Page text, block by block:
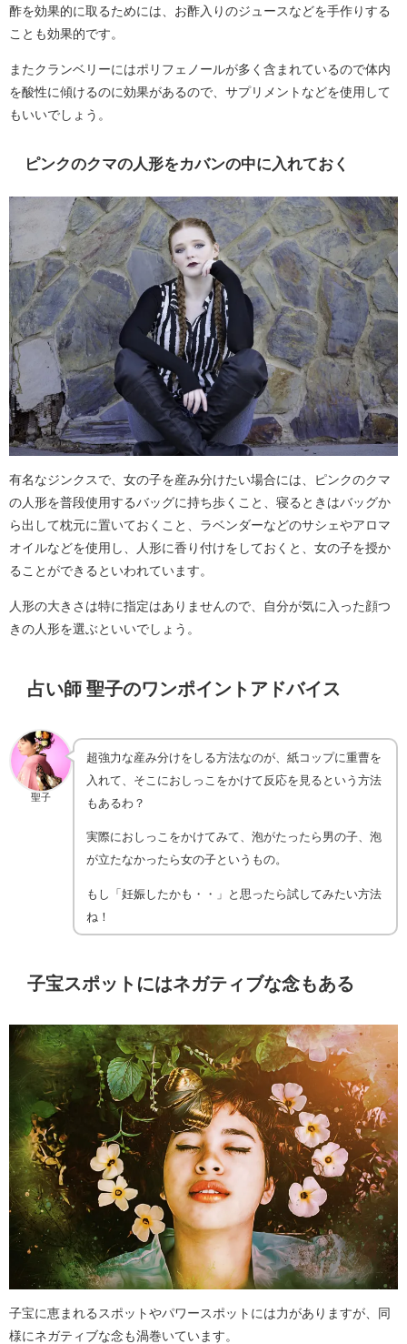
酢を効果的に取るためには、お酢入りのジュースなどを手作りする
ことも効果的です。
またクランベリーにはポリフェノールが多く含まれているので体内
を酸性に傾けるのに効果があるので、サプリメントなどを使用して
もいいでしょう。
ピンクのクマの人形をカバンの中に入れておく
有名なジンクスで、女の子を産み分けたい場合には、ピンクのクマ
の人形を普段使用するバッグに持ち歩くこと、寝るときはバッグか
ら出して枕元に置いておくこと、ラベンダーなどのサシェやアロマ
オイルなどを使用し、人形に香り付けをしておくと、女の子を授か
ることができるといわれています。
人形の大きさは特に指定はありませんので、自分が気に入った顔つ
きの人形を選ぶといいでしょう。
占い師 聖子のワンポイントアドバイス
聖子
超強力な産み分けをしる方法なのが、紙コップに重曹を
入れて、そこにおしっこをかけて反応を見るという方法
もあるわ？
実際におしっこをかけてみて、泡がたったら男の子、泡
が立たなかったら女の子というもの。
もし「妊娠したかも・・」と思ったら試してみたい方法
ね！
子宝スポットにはネガティブな念もある
子宝に恵まれるスポットやパワースポットには力がありますが、同
様にネガティブな念も渦巻いています。